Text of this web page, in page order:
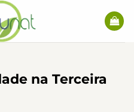
na Terceira